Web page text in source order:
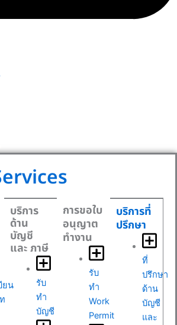
ยน
บริการ
ด้าน
บัญชี
และ ภาษี
รับ
ทำ
บัญชี
การขอใบ
อนุญาต
ทำงาน
รับ
ทำ
Work
Permit
บริการที่
ปรึกษา
ที่
ปรึกษา
ด้าน
บัญชี
และ